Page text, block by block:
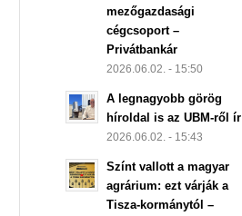
mezőgazdasági
cégcsoport –
Privátbankár
2026.06.02. - 15:50
A legnagyobb görög
híroldal is az UBM-ről ír
2026.06.02. - 15:43
Színt vallott a magyar
agrárium: ezt várják a
Tisza-kormánytól –